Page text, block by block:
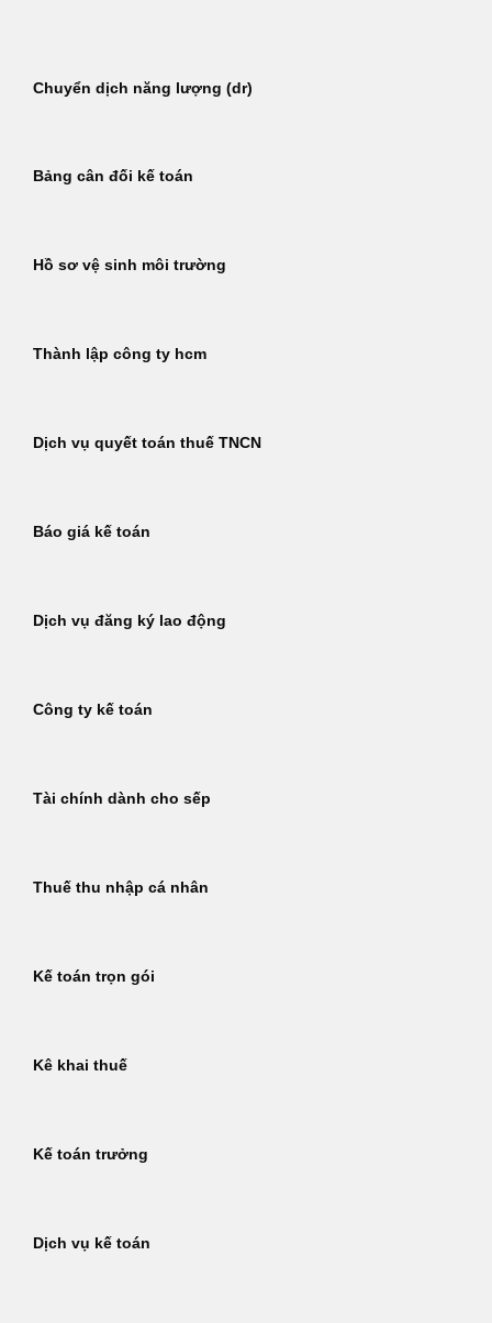
dungChuyển dịch năng lượng (dr)
Bảng cân đối kế toán
Hồ sơ vệ sinh môi trường
Thành lập công ty hcm
Dịch vụ quyết toán thuế TNCN
Báo giá kế toán
Dịch vụ đăng ký lao động
Công ty kế toán
Tài chính dành cho sếp
Thuế thu nhập cá nhân
Kế toán trọn gói
Kê khai thuế
Kế toán trưởng
Dịch vụ kế toán